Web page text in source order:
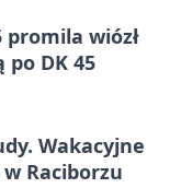
promila wiózł
DK 45
Wakacyjne
Raciborzu